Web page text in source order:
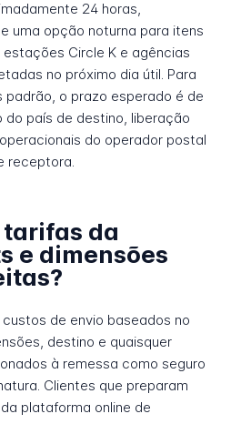
24 horas,
uma opção noturna para itens
Circle K e agências
no próximo dia útil. Para
padrão, o prazo esperado é de
do país de destino, liberação
do operador postal
receptora.
tarifas da
e dimensões
de envio baseados no
destino e quaisquer
à remessa como seguro
Clientes que preparam
plataforma online de